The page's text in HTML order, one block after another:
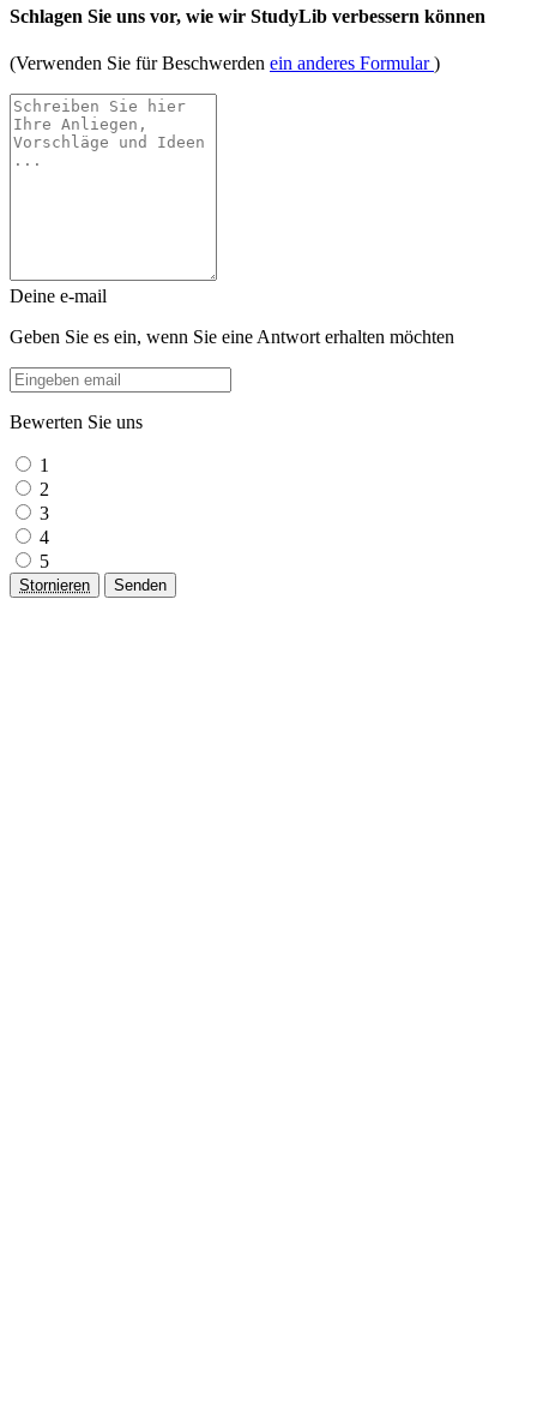
Schlagen Sie uns vor, wie wir StudyLib verbessern können
(Verwenden Sie für Beschwerden ein anderes Formular)
Deine e-mail
Geben Sie es ein, wenn Sie eine Antwort erhalten möchten
Bewerten Sie uns
1
2
3
4
5
Stornieren Senden